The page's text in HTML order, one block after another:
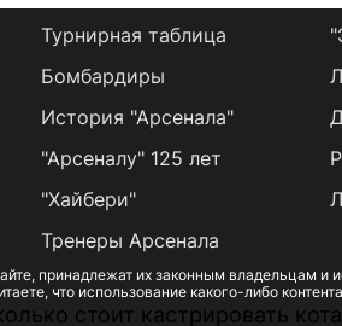
Турнирная таблица
Бомбардиры
История "Арсенала"
"Арсеналу" 125 лет
"Хайбери"
Тренеры Арсенала
принадлежат их законным владельцам и
что использование какого-либо
стоит кастрировать